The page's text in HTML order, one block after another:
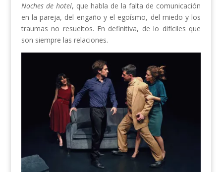
Noches de hotel, que habla de la falta de comunicación
en la pareja, del engaño y el egoísmo, del miedo y los
traumas no resueltos. En definitiva, de lo difíciles que
son siempre las relaciones.